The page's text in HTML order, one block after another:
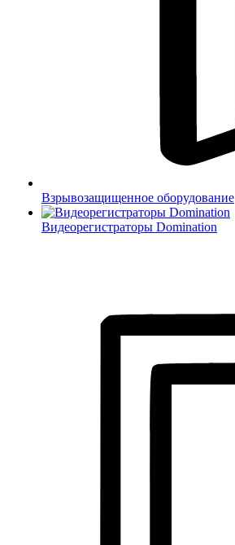
Взрывозащищенное оборудование
Видеорегистраторы Domination